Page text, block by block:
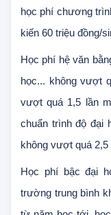
Học phí chương
học phí chương
kiến 60 triệu đồng/
Học phí hệ văn
học... không vượt
vượt quá 1,5 lần
chuẩn trình độ đại
không vượt quá 2,5
Học phí bậc đại